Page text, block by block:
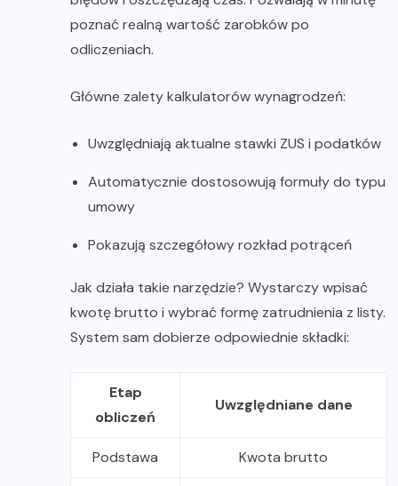
poznać realną wartość zarobków po
odliczeniach.
Główne zalety kalkulatorów wynagrodzeń:
Uwzględniają aktualne stawki ZUS i podatków
Automatycznie dostosowują formuły do typu
umowy
Pokazują szczegółowy rozkład potrąceń
Jak działa takie narzędzie? Wystarczy wpisać
kwotę brutto i wybrać formę zatrudnienia z listy.
System sam dobierze odpowiednie składki:
Etap
obliczeń
Uwzględniane dane
Podstawa Kwota brutto